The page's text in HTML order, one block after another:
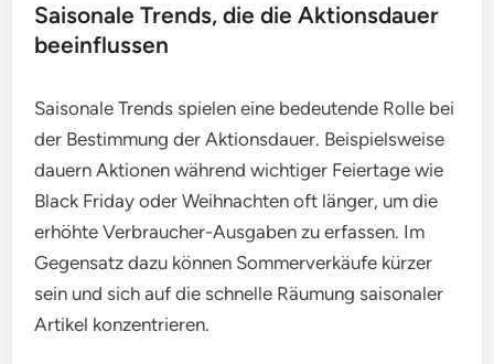
Saisonale Trends, die die Aktionsdauer
beeinflussen
Saisonale Trends spielen eine bedeutende Rolle bei
der Bestimmung der Aktionsdauer. Beispielsweise
dauern Aktionen während wichtiger Feiertage wie
Black Friday oder Weihnachten oft länger, um die
erhöhte Verbraucher-Ausgaben zu erfassen. Im
Gegensatz dazu können Sommerverkäufe kürzer
sein und sich auf die schnelle Räumung saisonaler
Artikel konzentrieren.